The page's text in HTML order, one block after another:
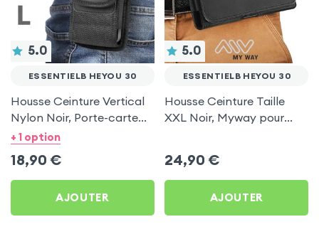
5.0
ESSENTIELB HEYOU 30
Housse Ceinture Vertical
Nylon Noir, Porte-carte
intégré pour Essentielb
+ 1 option
18,90 €
AJOUTER
5.0
ESSENTIELB HEYOU 30
Housse Ceinture Taille
XXL Noir, Myway pour
24,90 €
AJOUTER